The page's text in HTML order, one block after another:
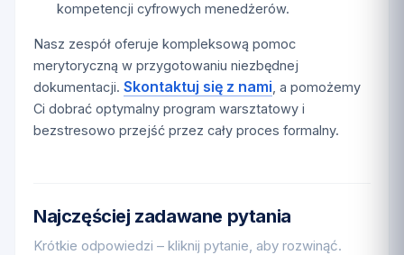
kompetencji cyfrowych menedżerów.
Nasz zespół oferuje kompleksową pomoc
merytoryczną w przygotowaniu niezbędnej
dokumentacji. Skontaktuj się z nami , a pomożemy
Ci dobrać optymalny program warsztatowy i
bezstresowo przejść przez cały proces formalny.
Najczęściej zadawane pytania
Krótkie odpowiedzi – kliknij pytanie, aby rozwinąć.